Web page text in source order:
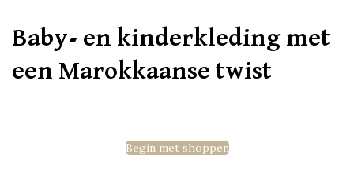
Baby- en kinderkleding met
een Marokkaanse twist
Begin met shoppen